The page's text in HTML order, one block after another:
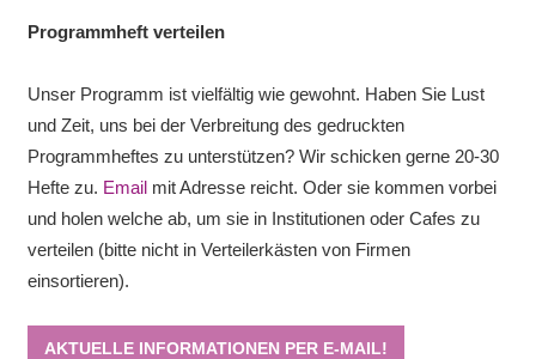
Programmheft verteilen
Unser Programm ist vielfältig wie gewohnt. Haben Sie Lust
und Zeit, uns bei der Verbreitung des gedruckten
Programmheftes zu unterstützen? Wir schicken gerne 20-30
Hefte zu. Emailmit Adresse reicht. Oder sie kommen vorbei
und holen welche ab, um sie in Institutionen oder Cafes zu
verteilen (bitte nicht in Verteilerkästen von Firmen
einsortieren).
AKTUELLE INFORMATIONEN PER E-MAIL!